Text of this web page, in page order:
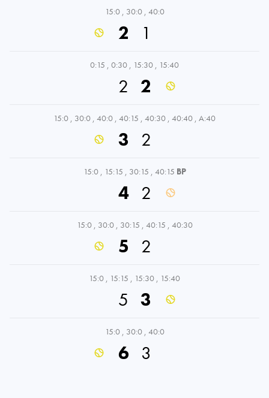
15:0 , 30:0 , 40:0
2 1
0:15 , 0:30 , 15:30 , 15:40
2 2
15:0 , 30:0 , 40:0 , 40:15 , 40:30 , 40:40 , A:40
3 2
15:0 , 15:15 , 30:15 , 40:15 BP
4 2
15:0 , 30:0 , 30:15 , 40:15 , 40:30
5 2
15:0 , 15:15 , 15:30 , 15:40
5 3
15:0 , 30:0 , 40:0
6 3